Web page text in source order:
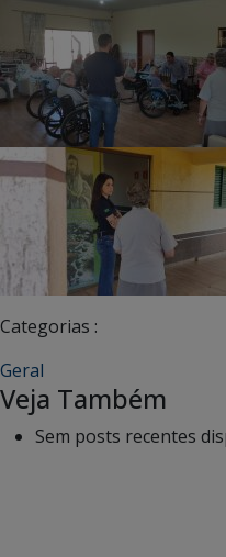
Categorias :
Geral
Veja Também
Sem posts recentes